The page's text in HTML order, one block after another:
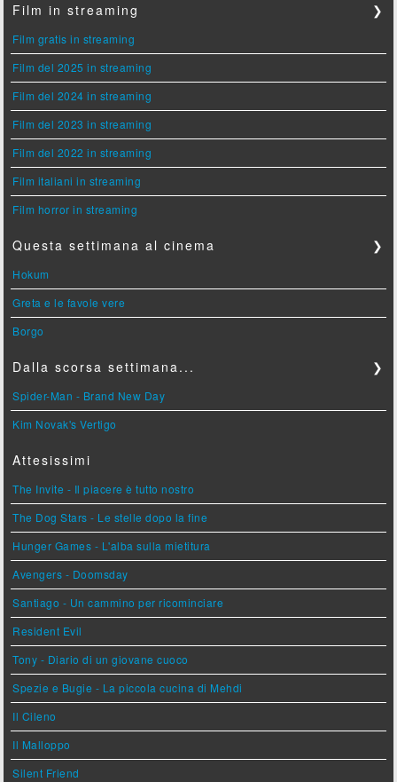
Film in streaming ❯
Film gratis in streaming
Film del 2025 in streaming
Film del 2024 in streaming
Film del 2023 in streaming
Film del 2022 in streaming
Film italiani in streaming
Film horror in streaming
Questa settimana al cinema ❯
Hokum
Greta e le favole vere
Borgo
Dalla scorsa settimana... ❯
Spider-Man - Brand New Day
Kim Novak's Vertigo
Attesissimi
The Invite - Il piacere è tutto nostro
The Dog Stars - Le stelle dopo la fine
Hunger Games - L'alba sulla mietitura
Avengers - Doomsday
Santiago - Un cammino per ricominciare
Resident Evil
Tony - Diario di un giovane cuoco
Spezie e Bugie - La piccola cucina di Mehdi
Il Cileno
Il Malloppo
Silent Friend